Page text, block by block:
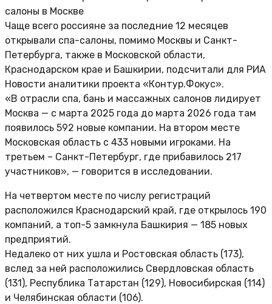
Чаще всего россияне за последние 12 месяцев
открывали спа-салоны, помимо Москвы и Санкт-
Петербурга, также в Московской области,
Краснодарском крае и Башкирии, подсчитали для РИА
Новости аналитики проекта «Контур.Фокус».
«В отрасли спа, бань и массажных салонов лидирует
Москва — с марта 2025 года до марта 2026 года там
появилось 592 новые компании. На втором месте
Московская область с 433 новыми игроками. На
третьем – Санкт-Петербург, где прибавилось 217
участников», — говорится в исследовании.
На четвертом месте по числу регистраций
расположился Краснодарский край, где открылось 190
компаний, а топ-5 замкнула Башкирия — 185 новых
предприятий.
Недалеко от них ушла и Ростовская область (173),
вслед за ней расположились Свердловская область
(131), Республика Татарстан (129), Новосибирская (114)
и Челябинская области (106).